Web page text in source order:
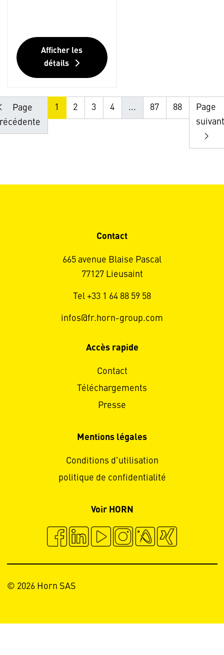
Afficher les
détails
Page
1 2 3 4 ... 87 88
Page
Contact
665 avenue Blaise Pascal
77127 Lieusaint
Tel +33 1 64 88 59 58
infos@fr.horn-group.com
Accès rapide
Contact
Téléchargements
Presse
Mentions légales
Conditions d'utilisation
politique de confidentialité
Voir HORN
© 2026 Horn SAS